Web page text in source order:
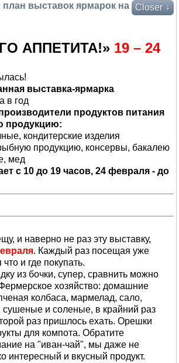
Closer ↓
выставок ярмарок на
АППЕТИТА!» 19 – 24
выставка-ярмарка
в год
продуктов питания
продукцию:
кондитерские изделия
продукцию, консервы, бакалею
мед
с 10 до 19 часов, 24 февраля - до
и наверно не раз эту выставку,
. Каждый раз посещая уже
и где покупать.
из бочки, супер, сравнить можно
хозяйство: домашние
колбаса, мармелад, сало,
сушеные и соленые, в крайний раз
раз пришлось ехать. Орешки
для компота. Обратите
на "иван-чай", мы даже не
интересный и вкусный продукт.